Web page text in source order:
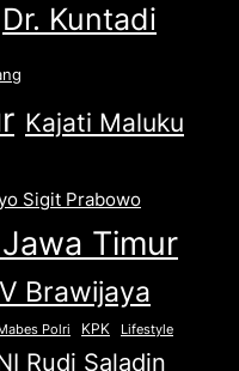
Dr. Kuntadi
Kajati Maluku
Sigit Prabowo
Timur
Brawijaya
Polri KPK Lifestyle
Rudi Saladin